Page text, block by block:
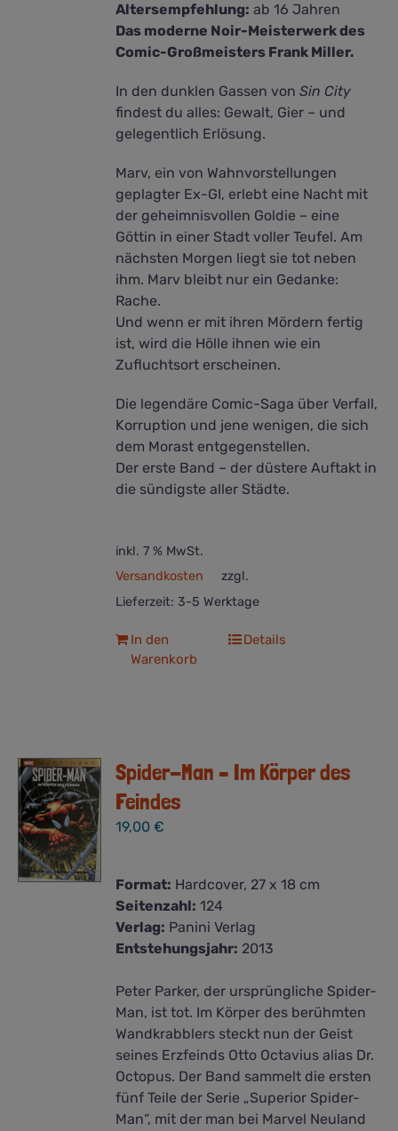
Altersempfehlung: ab 16 Jahren
Das moderne Noir-Meisterwerk des
Comic-Großmeisters Frank Miller.
In den dunklen Gassen vonSin City
findest du alles: Gewalt, Gier – und
gelegentlich Erlösung.
Marv, ein von Wahnvorstellungen
geplagter Ex-GI, erlebt eine Nacht mit
der geheimnisvollen Goldie – eine
Göttin in einer Stadt voller Teufel. Am
nächsten Morgen liegt sie tot neben
ihm. Marv bleibt nur ein Gedanke:
Rache.
Und wenn er mit ihren Mördern fertig
ist, wird die Hölle ihnen wie ein
Zufluchtsort erscheinen.
Die legendäre Comic-Saga über Verfall,
Korruption und jene wenigen, die sich
dem Morast entgegenstellen.
Der erste Band – der düstere Auftakt in
die sündigste aller Städte.
inkl. 7 % MwSt.
zzgl.
Versandkosten
Lieferzeit: 3-5 Werktage
In den
Warenkorb
Details
Spider-Man – Im Körper des
Feindes
19,00€
Format: Hardcover, 27 x 18 cm
Seitenzahl: 124
Verlag: Panini Verlag
Entstehungsjahr: 2013
Peter Parker, der ursprüngliche Spider-
Man, ist tot. Im Körper des berühmten
Wandkrabblers steckt nun der Geist
seines Erzfeinds Otto Octavius alias Dr.
Octopus. Der Band sammelt die ersten
fünf Teile der Serie „Superior Spider-
Man“, mit der man bei Marvel Neuland